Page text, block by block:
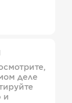
деле
и